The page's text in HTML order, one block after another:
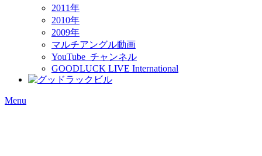
2011年
2010年
2009年
マルチアングル動画
YouTube チャンネル
GOODLUCK LIVE International
Menu